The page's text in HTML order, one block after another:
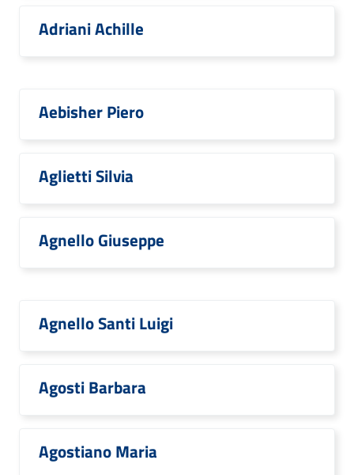
Adriani Achille
Aebisher Piero
Aglietti Silvia
Agnello Giuseppe
Agnello Santi Luigi
Agosti Barbara
Agostiano Maria